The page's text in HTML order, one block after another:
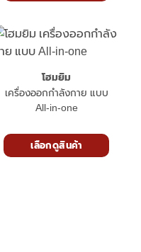
โฮมยิม
เครื่องออกกำลังกาย แบบ
All-in-one
เลือกดูสินค้า